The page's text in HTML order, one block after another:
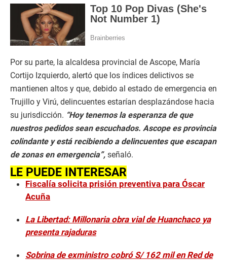
Por su parte, la alcaldesa provincial de Ascope, María
Cortijo Izquierdo, alertó que los índices delictivos se
mantienen altos y que, debido al estado de emergencia en
Trujillo y Virú, delincuentes estarían desplazándose hacia
su jurisdicción. “Hoy tenemos la esperanza de que
nuestros pedidos sean escuchados. Ascope es provincia
colindante y está recibiendo a delincuentes que escapan
de zonas en emergencia”, señaló.
LE PUEDE INTERESAR
Fiscalía solicita prisión preventiva para Óscar
Acuña
La Libertad: Millonaria obra vial de Huanchaco ya
presenta rajaduras
Sobrina de exministro cobró S/ 162 mil en Red de